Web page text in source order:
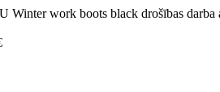
Winter work boots black drošības darba